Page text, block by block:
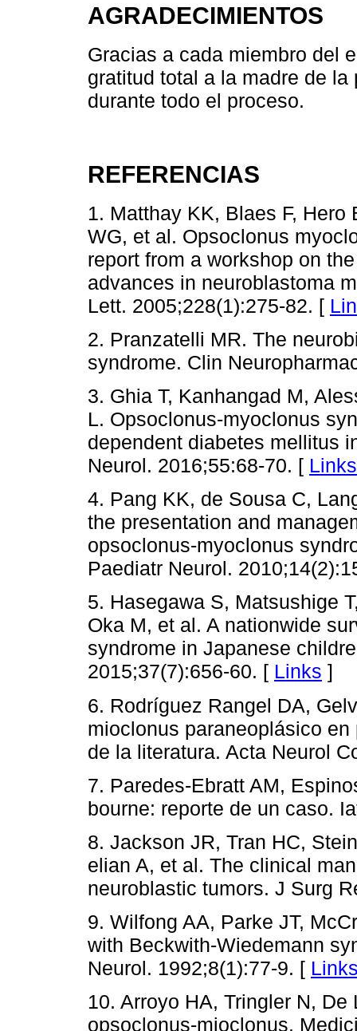
AGRADECIMIENTOS
Gracias a cada miembro del
gratitud total a la madre de
durante todo el proceso.
REFERENCIAS
1. Matthay KK, Blaes F,
WG, et al. Opsoclonus
report from a workshop on
advances in neuroblastoma
Lett. 2005;228(1):275-82. [
2. Pranzatelli MR. The
syndrome. Clin
3. Ghia T, Kanhangad M,
L. Opsoclonus-myoclonus
dependent diabetes mellitus
Neurol. 2016;55:68-70. [ Links
4. Pang KK, de Sousa C,
the presentation and
opsoclonus-myoclonus
Paediatr Neurol.
5. Hasegawa S, Matsushige
Oka M, et al. A nationwide
syndrome in Japanese
2015;37(7):656-60. [ Links ]
6. Rodríguez Rangel DA,
mioclonus paraneoplásico
de la literatura. Acta Neurol
7. Paredes-Ebratt AM,
bourne: reporte de un caso.
8. Jackson JR, Tran HC,
elian A, et al. The clinical
neuroblastic tumors. J Surg
9. Wilfong AA, Parke JT,
with Beckwith-Wiedemann
Neurol. 1992;8(1):77-9. [
10. Arroyo HA, Tringler N,
opsoclonus-mioclonus.